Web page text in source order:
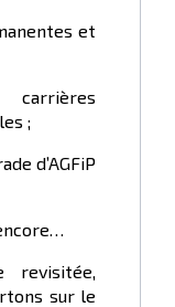
et
;
d’AGFiP
revisitée,
sur le